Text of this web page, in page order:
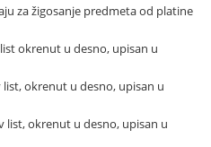
za žigosanje predmeta od platine
okrenut u desno, upisan u
okrenut u desno, upisan u
list, okrenut u desno, upisan u